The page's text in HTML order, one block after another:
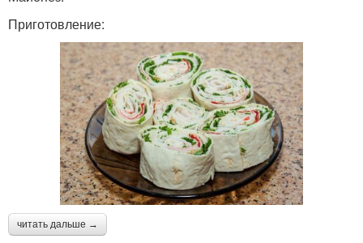
Приготовление:
читать дальше →